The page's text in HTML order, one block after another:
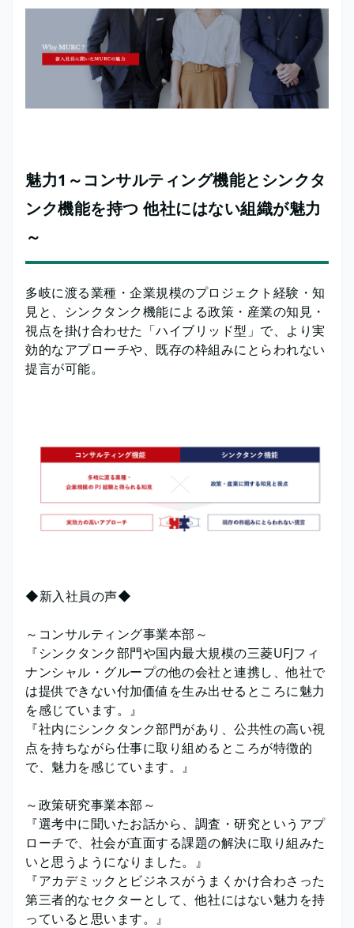
魅力1～コンサルティング機能とシンクタ
ンク機能を持つ 他社にはない組織が魅力
～
多岐に渡る業種・企業規模のプロジェクト経験・知
見と、シンクタンク機能による政策・産業の知見・
視点を掛け合わせた「ハイブリッド型」で、より実
効的なアプローチや、既存の枠組みにとらわれない
提言が可能。
◆新入社員の声◆
～コンサルティング事業本部～
『シンクタンク部門や国内最大規模の三菱UFJフィ
ナンシャル・グループの他の会社と連携し、他社で
は提供できない付加価値を生み出せるところに魅力
を感じています。』
『社内にシンクタンク部門があり、公共性の高い視
点を持ちながら仕事に取り組めるところが特徴的
で、魅力を感じています。』
～政策研究事業本部～
『選考中に聞いたお話から、調査・研究というアプ
ローチで、社会が直面する課題の解決に取り組みた
いと思うようになりました。』
『アカデミックとビジネスがうまくかけ合わさった
第三者的なセクターとして、他社にはない魅力を持
っていると思います。』